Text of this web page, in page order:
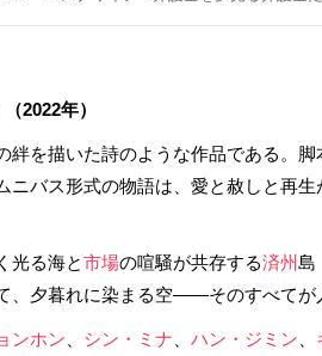
（2022年）
を描いた詩のような作品である。脚
ニバス形式の物語は、愛と赦しと再
光る海と市場の喧騒が共存する済州島
、夕暮れに染まる空――そのすべてが
ンホン シン・ミナ ハン・ジミン